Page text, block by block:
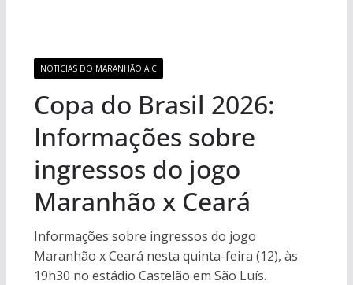
NOTICIAS DO MARANHÃO A.C
Copa do Brasil 2026:
Informações sobre
ingressos do jogo
Maranhão x Ceará
Informações sobre ingressos do jogo
Maranhão x Ceará nesta quinta-feira (12), às
19h30 no estádio Castelão em São Luís.